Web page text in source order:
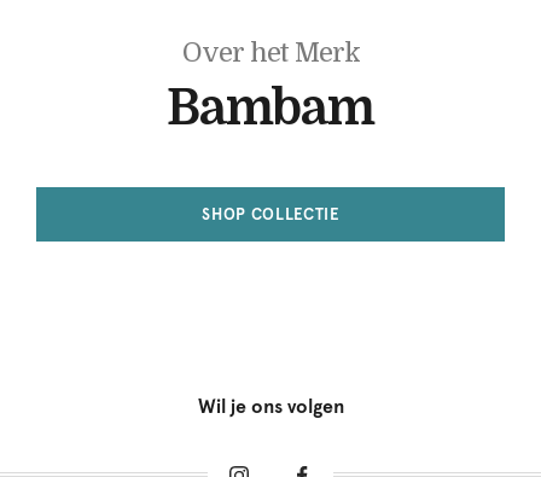
Over het Merk
Bambam
SHOP COLLECTIE
Wil je ons volgen